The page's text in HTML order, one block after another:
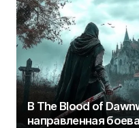
В The Blood of
направленная